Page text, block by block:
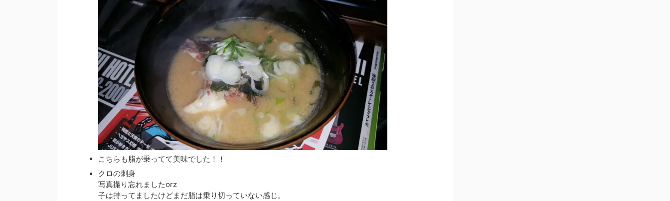
こちらも脂が乗ってて美味でした！！
クロの刺身
写真撮り忘れましたorz
子は持ってましたけどまだ脂は乗り切っていない感じ。